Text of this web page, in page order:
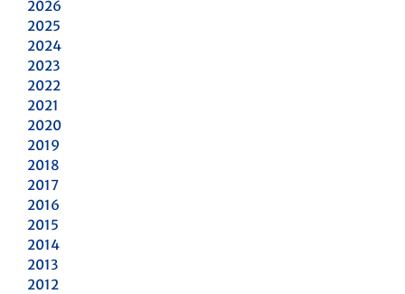
2026
2025
2024
2023
2022
2021
2020
2019
2018
2017
2016
2015
2014
2013
2012